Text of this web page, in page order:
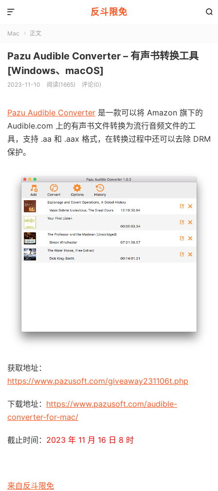
反斗限免 

Mac  正文
Pazu Audible Converter – 有声书转换工具
[Windows、macOS]
2023-11-10 阅读(1665) 评论(0)
Pazu Audible Converter 是一款可以将 Amazon 旗下的
Audible.com 上的有声书文件转换为流行音频文件的工
具，支持 .aa 和 .aax 格式，在转换过程中还可以去除 DRM
保护。
获取地址：
https://www.pazusoft.com/giveaway231106t.php
下载地址： https://www.pazusoft.com/audible-
converter-for-mac/
截止时间： 2023 年 11 月 16 日 8 时
来自反斗限免